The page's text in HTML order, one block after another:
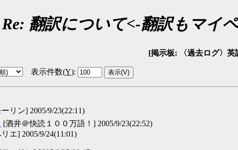
Re: 翻訳について<-翻訳もマイ
[掲示板: 〈過去ログ〉英
表示件数(Y):
リン] 2005/9/23(22:11)
[酒井＠快読１００万語！] 2005/9/23(22:52)
エ] 2005/9/24(11:01)